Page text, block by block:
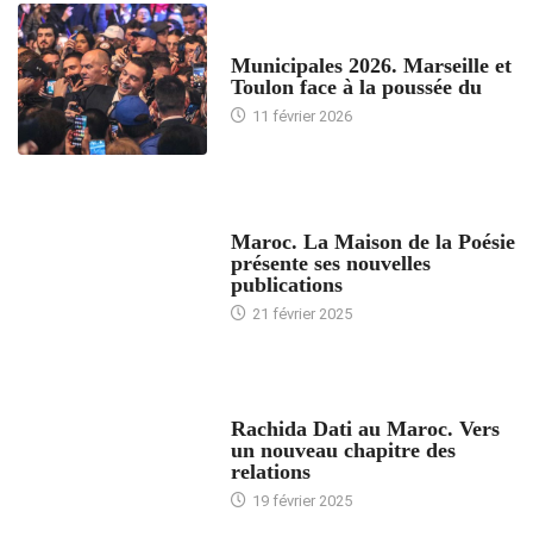
Municipales 2026. Marseille et
Toulon face à la poussée du
11 février 2026
Maroc. La Maison de la Poésie
présente ses nouvelles
publications
21 février 2025
Rachida Dati au Maroc. Vers
un nouveau chapitre des
relations
19 février 2025